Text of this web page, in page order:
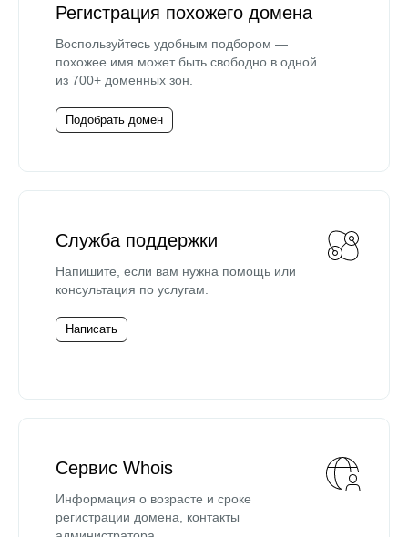
Регистрация похожего домена
Воспользуйтесь удобным подбором —
похожее имя может быть свободно в одной
из 700+ доменных зон.
Подобрать домен
Служба поддержки
Напишите, если вам нужна помощь или
консультация по услугам.
Написать
Сервис Whois
Информация о возрасте и сроке
регистрации домена, контакты